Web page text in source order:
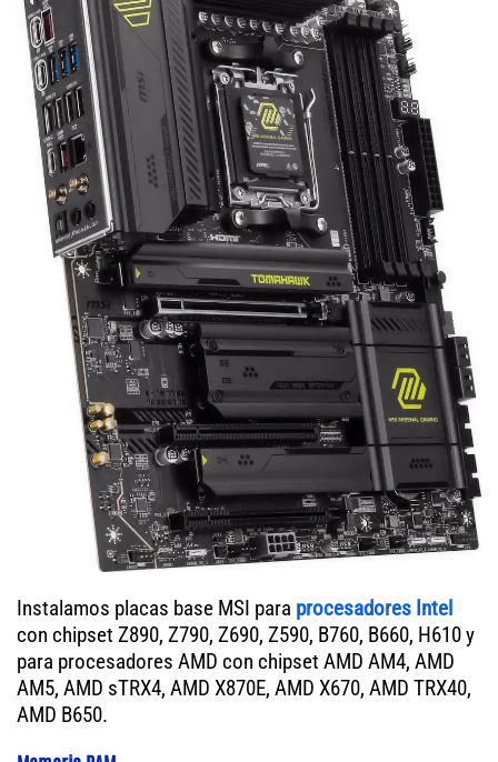
Instalamos placas base MSI para procesadores Intel
con chipset Z890, Z790, Z690, Z590, B760, B660, H610 y
para procesadores AMD con chipset AMD AM4, AMD
AM5, AMD sTRX4, AMD X870E, AMD X670, AMD TRX40,
AMD B650.